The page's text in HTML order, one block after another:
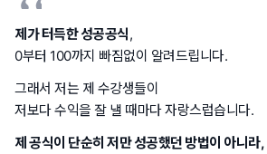
제가 터득한 성공공식,
0부터 100까지 빠짐없이 알려드립니다.
그래서 저는 제 수강생들이
저보다 수익을 잘 낼 때마다 자랑스럽습니다.
제 공식이 단순히 저만 성공했던 방법이 아니라,